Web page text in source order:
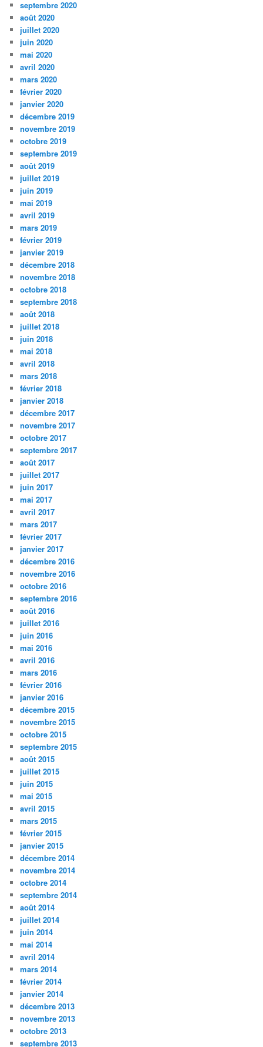
septembre 2020
août 2020
juillet 2020
juin 2020
mai 2020
avril 2020
mars 2020
février 2020
janvier 2020
décembre 2019
novembre 2019
octobre 2019
septembre 2019
août 2019
juillet 2019
juin 2019
mai 2019
avril 2019
mars 2019
février 2019
janvier 2019
décembre 2018
novembre 2018
octobre 2018
septembre 2018
août 2018
juillet 2018
juin 2018
mai 2018
avril 2018
mars 2018
février 2018
janvier 2018
décembre 2017
novembre 2017
octobre 2017
septembre 2017
août 2017
juillet 2017
juin 2017
mai 2017
avril 2017
mars 2017
février 2017
janvier 2017
décembre 2016
novembre 2016
octobre 2016
septembre 2016
août 2016
juillet 2016
juin 2016
mai 2016
avril 2016
mars 2016
février 2016
janvier 2016
décembre 2015
novembre 2015
octobre 2015
septembre 2015
août 2015
juillet 2015
juin 2015
mai 2015
avril 2015
mars 2015
février 2015
janvier 2015
décembre 2014
novembre 2014
octobre 2014
septembre 2014
août 2014
juillet 2014
juin 2014
mai 2014
avril 2014
mars 2014
février 2014
janvier 2014
décembre 2013
novembre 2013
octobre 2013
septembre 2013